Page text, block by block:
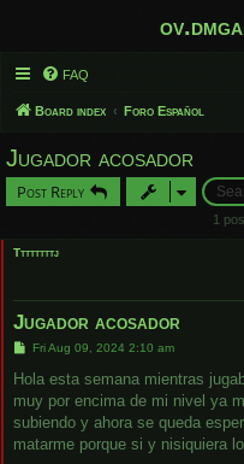
FAQ
Board index Foro Español
Jugador acosador
Post Reply
1
Ttttttttj
Jugador acosador
P
s
Fri Aug 09, 2024 2:10 am
Hola esta semana mientras
muy por encima de mi nivel ya
subiendo y ahora se queda
matarme porque si y nisiquiera